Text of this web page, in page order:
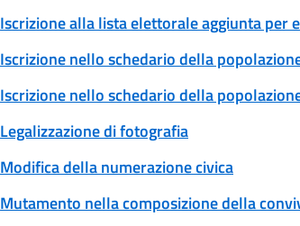
Iscrizione alla lista elettorale aggiunta per
Iscrizione nello schedario della
Iscrizione nello schedario della
Legalizzazione di fotografia
Modifica della numerazione civica
Mutamento nella composizione della